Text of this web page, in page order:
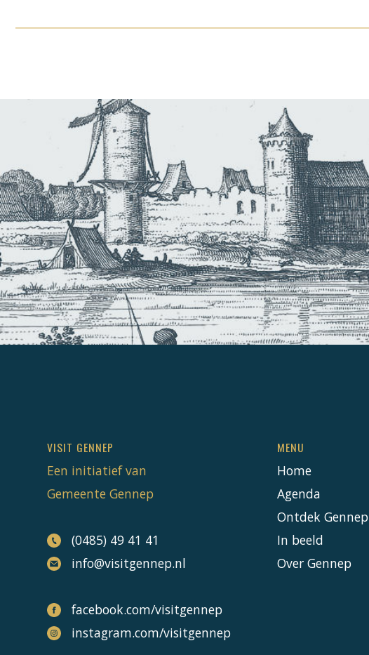
VISIT GENNEP
Een initiatief van
Gemeente Gennep
(0485) 49 41 41
info@visitgennep.nl
facebook.com/visitgennep
instagram.com/visitgennep
MENU
Home
Agenda
Ontdek Gennep
In beeld
Over Gennep